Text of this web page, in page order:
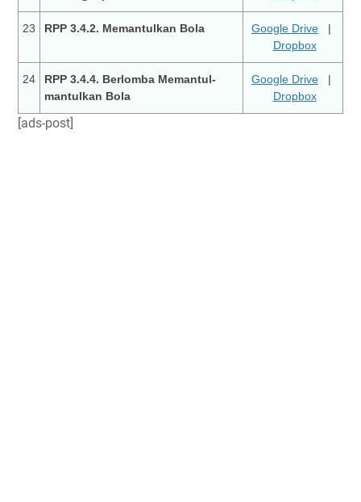
23 RPP 3.4.2. Memantulkan Bola Google Drive |
Dropbox
24
RPP 3.4.4. Berlomba Memantul-
mantulkan Bola
Google Drive |
Dropbox
[ads-post]